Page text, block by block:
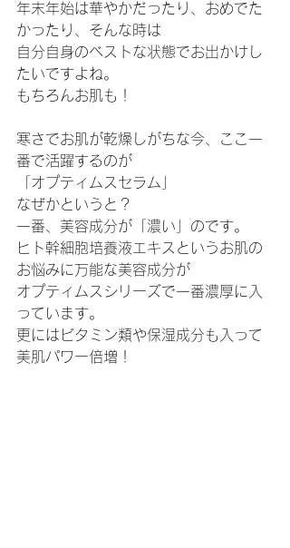
年末年始は華やかだったり、おめでた
かったり、そんな時は
自分自身のベストな状態でお出かけし
たいですよね。
もちろんお肌も！
寒さでお肌が乾燥しがちな今、ここ一
番で活躍するのが
「オプティムスセラム」
なぜかというと？
一番、美容成分が「濃い」のです。
ヒト幹細胞培養液エキスというお肌の
お悩みに万能な美容成分が
オプティムスシリーズで一番濃厚に入
っています。
更にはビタミン類や保湿成分も入って
美肌パワー倍増！